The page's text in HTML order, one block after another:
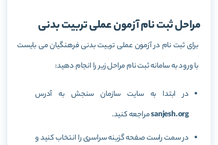
مراحل ثبت نام آزمون عملی تربیت بدنی
برای ثبت نام در آزمون عملی تربیت بدنی فرهنگیان می بایست
با ورود به سامانه ثبت نام مراحل زیر را انجام دهید:
در ابتدا به سایت سازمان سنجش به آدرس
sanjesh.orgمراجعه کنید.
در سمت راست صفحه گزینه سراسری را انتخاب کنید و